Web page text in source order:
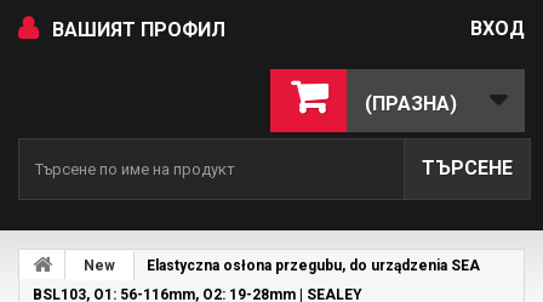
ВАШИЯТ ПРОФИЛ ВХОД
(ПРАЗНА)
ТЪРСЕНЕ
New
Elastyczna osłona przegubu, do urządzenia SEA
BSL103, O1: 56-116mm, O2: 19-28mm | SEALEY